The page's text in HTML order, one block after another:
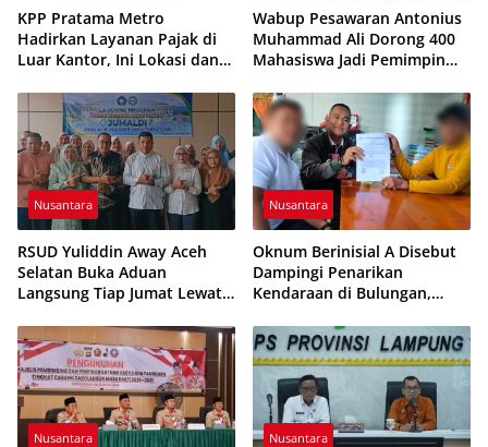
KPP Pratama Metro
Hadirkan Layanan Pajak di
Luar Kantor, Ini Lokasi dan
Wabup Pesawaran Antonius
Muhammad Ali Dorong 400
Mahasiswa Jadi Pemimpin
Nusantara
RSUD Yuliddin Away Aceh
Selatan Buka Aduan
Langsung Tiap Jumat Lewat
Nusantara
Oknum Berinisial A Disebut
Dampingi Penarikan
Kendaraan di Bulungan,
Nusantara Nusantara